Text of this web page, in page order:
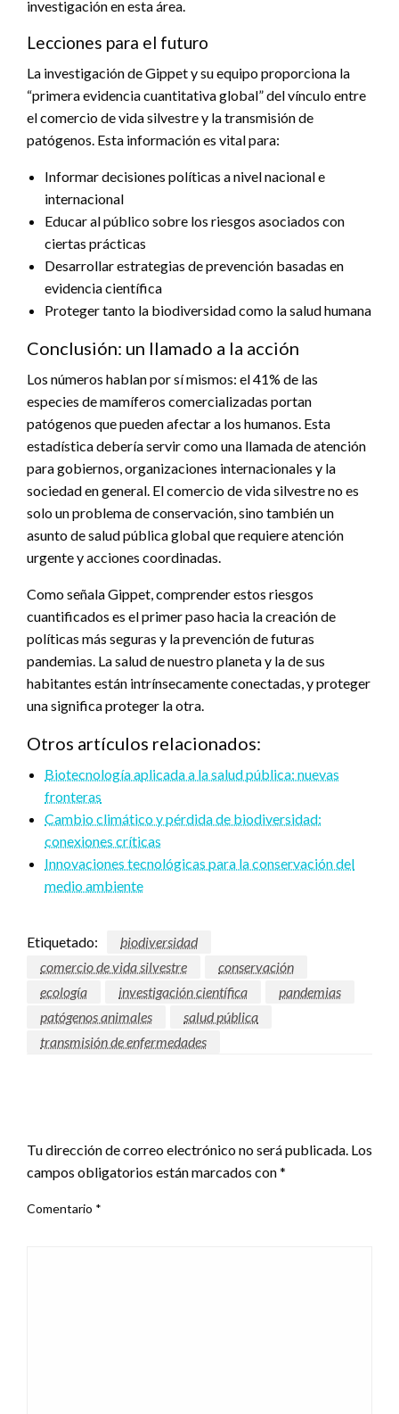
investigación en esta área.
Lecciones para el futuro
La investigación de Gippet y su equipo proporciona la
“primera evidencia cuantitativa global” del vínculo entre
el comercio de vida silvestre y la transmisión de
patógenos. Esta información es vital para:
Informar decisiones políticas a nivel nacional e
internacional
Educar al público sobre los riesgos asociados con
ciertas prácticas
Desarrollar estrategias de prevención basadas en
evidencia científica
Proteger tanto la biodiversidad como la salud humana
Conclusión: un llamado a la acción
Los números hablan por sí mismos: el 41% de las
especies de mamíferos comercializadas portan
patógenos que pueden afectar a los humanos. Esta
estadística debería servir como una llamada de atención
para gobiernos, organizaciones internacionales y la
sociedad en general. El comercio de vida silvestre no es
solo un problema de conservación, sino también un
asunto de salud pública global que requiere atención
urgente y acciones coordinadas.
Como señala Gippet, comprender estos riesgos
cuantificados es el primer paso hacia la creación de
políticas más seguras y la prevención de futuras
pandemias. La salud de nuestro planeta y la de sus
habitantes están intrínsecamente conectadas, y proteger
una significa proteger la otra.
Otros artículos relacionados:
Biotecnología aplicada a la salud pública: nuevas
fronteras
Cambio climático y pérdida de biodiversidad:
conexiones críticas
Innovaciones tecnológicas para la conservación del
medio ambiente
Etiquetado:
biodiversidad
comercio de vida silvestre
conservación
ecología
investigación científica
pandemias
patógenos animales
salud pública
transmisión de enfermedades
Tu dirección de correo electrónico no será publicada. Los
campos obligatorios están marcados con*
Comentario *